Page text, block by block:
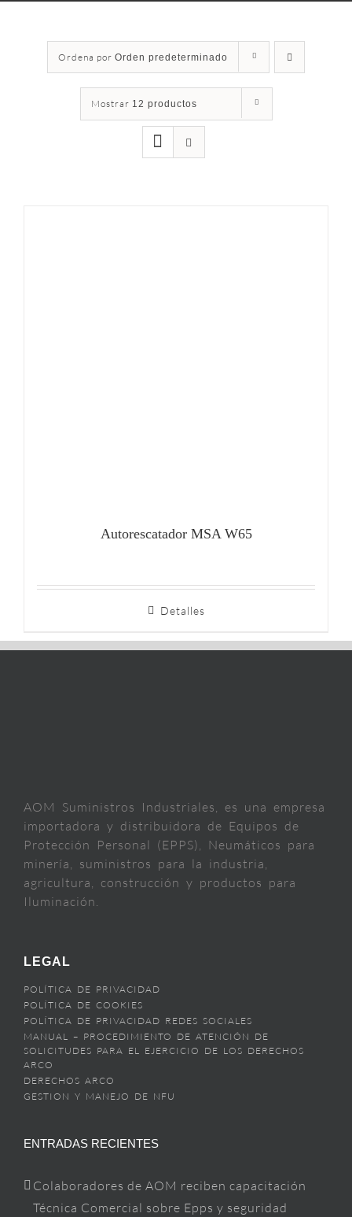
Ordena por Orden predeterminado
Mostrar 12 productos
Autorescatador MSA W65
Detalles
AOM Suministros Industriales, es una empresa
importadora y distribuidora de Equipos de
Protección Personal (EPPS), Neumáticos para
minería, suministros para la industria,
agricultura, construcción y productos para
Iluminación.
LEGAL
POLÍTICA DE PRIVACIDAD
POLÍTICA DE COOKIES
POLÍTICA DE PRIVACIDAD REDES SOCIALES
MANUAL – PROCEDIMIENTO DE ATENCIÓN DE
SOLICITUDES PARA EL EJERCICIO DE LOS DERECHOS
ARCO
DERECHOS ARCO
GESTION Y MANEJO DE NFU
ENTRADAS RECIENTES
Colaboradores de AOM reciben capacitación
Técnica Comercial sobre Epps y seguridad